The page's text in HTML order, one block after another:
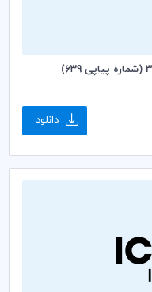
دانلود